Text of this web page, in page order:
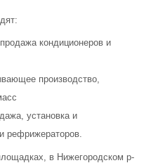
кондиционеров и
производство,
установка и
рефрижераторов.
в Нижегородском р-